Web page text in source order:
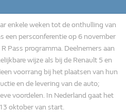
enkele weken tot de onthulling van
een persconferentie op 6 november
Pass programma. Deelnemers aan
wijze als bij de Renault 5 en
voorrang bij het plaatsen van hun
en de levering van de auto;
voordelen. In Nederland gaat het
oktober van start.